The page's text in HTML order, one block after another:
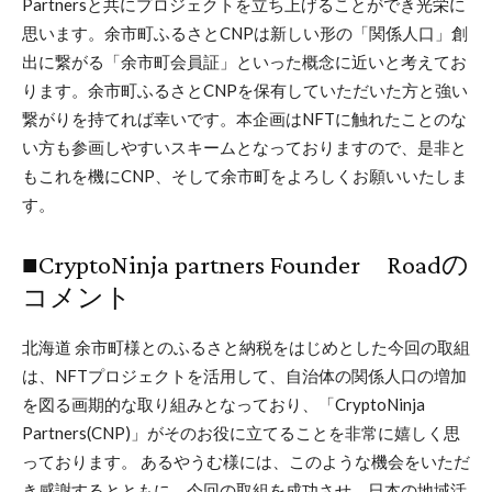
Partnersと共にプロジェクトを立ち上げることができ光栄に
思います。余市町ふるさとCNPは新しい形の「関係人口」創
出に繋がる「余市町会員証」といった概念に近いと考えてお
ります。余市町ふるさとCNPを保有していただいた方と強い
繋がりを持てれば幸いです。本企画はNFTに触れたことのな
い方も参画しやすいスキームとなっておりますので、是非と
もこれを機にCNP、そして余市町をよろしくお願いいたしま
す。
■CryptoNinja partners Founder Roadの
コメント
北海道 余市町様とのふるさと納税をはじめとした今回の取組
は、NFTプロジェクトを活用して、自治体の関係人口の増加
を図る画期的な取り組みとなっており、「CryptoNinja
Partners(CNP)」がそのお役に立てることを非常に嬉しく思
っております。 あるやうむ様には、このような機会をいただ